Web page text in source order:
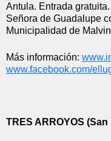
Antula. Entrada
Señora de Guadalupe
Municipalidad de
Más información:
www.facebook.com/
TRES ARROYOS (San